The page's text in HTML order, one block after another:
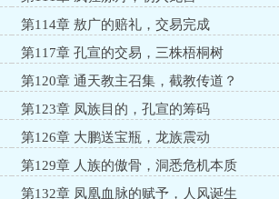
第114章 敖广的赔礼，交易完成
第117章 孔宣的交易，三株梧桐树
第120章 通天教主召集，截教传道？
第123章 凤族目的，孔宣的筹码
第126章 大鹏送宝瓶，龙族震动
第129章 人族的傲骨，洞悉危机本质
第132章 凤凰血脉的赋予，人风诞生